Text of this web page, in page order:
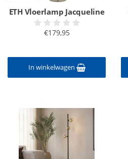
ETH Vloerlamp Jacqueline
€179,95
In winkelwagen